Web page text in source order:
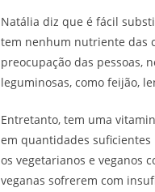
Natália diz que é fácil
tem nenhum nutriente das
preocupação das pessoas,
leguminosas, como feijão,
Entretanto, tem uma
em quantidades suficientes
os vegetarianos e veganos
veganas sofrerem com